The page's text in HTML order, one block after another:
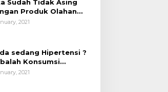
Sudah Tidak Asing
Produk Olahan
Tapi Sudah Tahu
2021
sedang Hipertensi ?
Konsumsi
2021